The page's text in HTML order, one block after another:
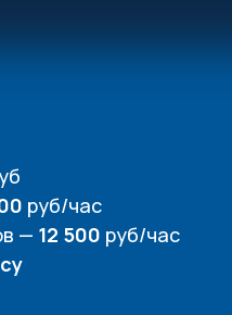
руб/час
— 12 500 руб/час